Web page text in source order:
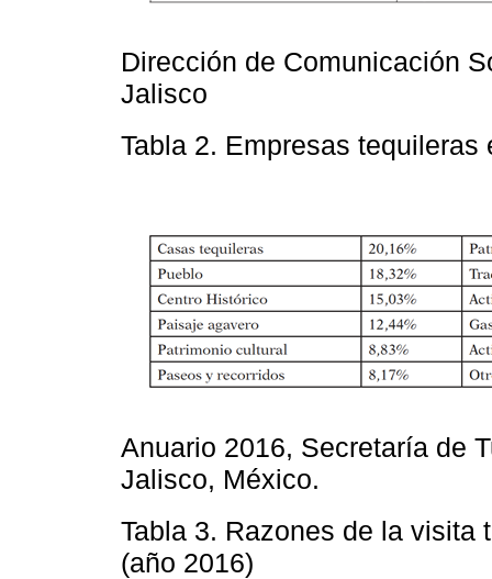
Dirección de Comunicación
Jalisco
Tabla 2. Empresas
Anuario 2016, Secretaría de
Jalisco, México.
Tabla 3. Razones de la visita
(año 2016)